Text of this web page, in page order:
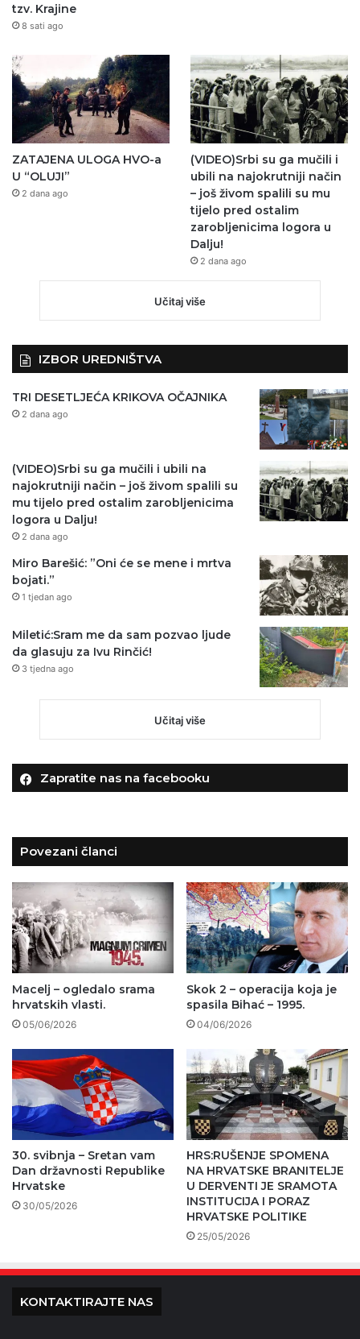
tzv. Krajine
8 sati ago
ZATAJENA ULOGA HVO-a
U “OLUJI”
2 dana ago
(VIDEO)Srbi su ga mučili i
ubili na najokrutniji način
– još živom spalili su mu
tijelo pred ostalim
zarobljenicima logora u
Dalju!
2 dana ago
Učitaj više
IZBOR UREDNIŠTVA
TRI DESETLJEĆA KRIKOVA OČAJNIKA
2 dana ago
(VIDEO)Srbi su ga mučili i ubili na
najokrutniji način – još živom spalili su
mu tijelo pred ostalim zarobljenicima
logora u Dalju!
2 dana ago
Miro Barešić: ”Oni će se mene i mrtva
bojati.”
1 tjedan ago
Miletić:Sram me da sam pozvao ljude
da glasuju za Ivu Rinčić!
3 tjedna ago
Učitaj više
Zapratite nas na facebooku
Povezani članci
Macelj – ogledalo srama
hrvatskih vlasti.
05/06/2026
Skok 2 – operacija koja je
spasila Bihać – 1995.
04/06/2026
30. svibnja – Sretan vam
Dan državnosti Republike
Hrvatske
30/05/2026
HRS:RUŠENJE SPOMENA
NA HRVATSKE BRANITELJE
U DERVENTI JE SRAMOTA
INSTITUCIJA I PORAZ
HRVATSKE POLITIKE
25/05/2026
KONTAKTIRAJTE NAS